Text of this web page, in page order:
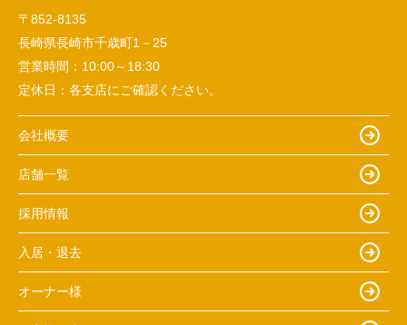
〒852-8135
長崎県長崎市千歳町1－25
営業時間： 10:00～18:30
定休日： 各支店にご確認ください。
会社概要
店舗一覧
採用情報
入居・退去
オーナー様